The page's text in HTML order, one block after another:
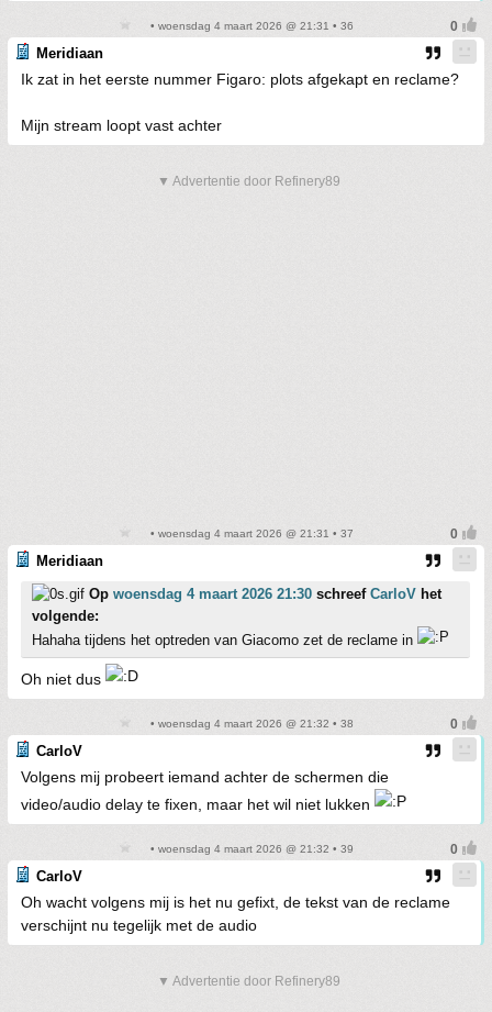
• woensdag 4 maart 2026 @ 21:31 • 36
Meridiaan
Ik zat in het eerste nummer Figaro: plots afgekapt en reclame?
Mijn stream loopt vast achter
▼ Advertentie door Refinery89
• woensdag 4 maart 2026 @ 21:31 • 37
Meridiaan
Op woensdag 4 maart 2026 21:30 schreef CarloV het
volgende:
Hahaha tijdens het optreden van Giacomo zet de reclame in
Oh niet dus
• woensdag 4 maart 2026 @ 21:32 • 38
CarloV
Volgens mij probeert iemand achter de schermen die
video/audio delay te fixen, maar het wil niet lukken
• woensdag 4 maart 2026 @ 21:32 • 39
CarloV
Oh wacht volgens mij is het nu gefixt, de tekst van de reclame
verschijnt nu tegelijk met de audio
▼ Advertentie door Refinery89